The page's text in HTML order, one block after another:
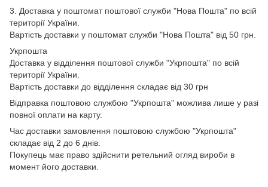
3. Доставка у поштомат поштової служби "Нова Пошта" по всій
території України.
Вартість доставки у поштомат служби "Нова Пошта" від 50 грн.
Укрпошта
Доставка у відділення поштової служби "Укрпошта" по всій
території України.
Вартість доставки до відділення складає від 30 грн
Відправка поштовою службою "Укрпошта" можлива лише у разі
повної оплати на карту.
Час доставки замовлення поштовою службою "Укрпошта"
складає від 2 до 6 днів.
Покупець має право здійснити ретельний огляд вироби в
момент його доставки.